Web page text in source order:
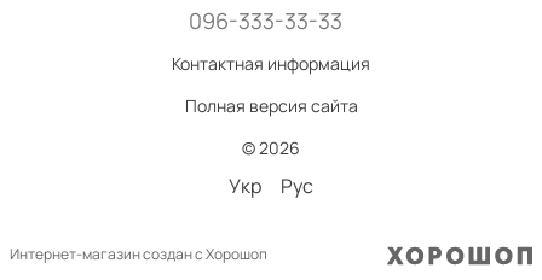
096-333-33-33
Контактная информация
Полная версия сайта
© 2026
Укр Рус
Интернет-магазин создан с Хорошоп